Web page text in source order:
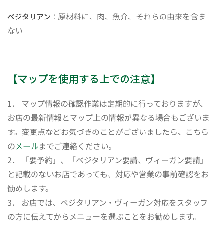
ベジタリアン： 原材料に、肉、魚介、それらの由来を含ま
ない
【マップを使用する上での注意】
1． マップ情報の確認作業は定期的に行っておりますが、
お店の最新情報とマップ上の情報が異なる場合もございま
す。変更点などお気づきのことがございましたら、こちら
のメールまでご連絡ください。
2． 「要予約」、「ベジタリアン要請、ヴィーガン要請」
と記載のないお店であっても、対応や営業の事前確認をお
勧めします。
3． お店では、ベジタリアン・ヴィーガン対応をスタッフ
の方に伝えてからメニューを選ぶことをお勧めします。